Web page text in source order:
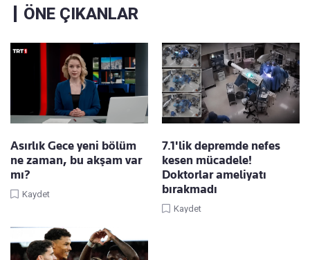
ÖNE ÇIKANLAR
Asırlık Gece yeni bölüm
ne zaman, bu akşam var
mı?
Kaydet
7.1'lik depremde nefes
kesen mücadele!
Doktorlar ameliyatı
bırakmadı
Kaydet